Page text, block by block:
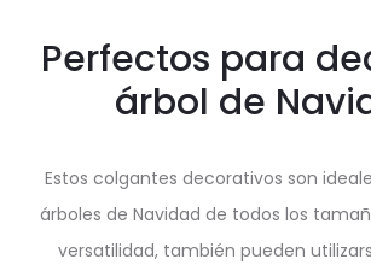
Perfectos para
árbol de
Estos colgantes decorativos son
árboles de Navidad de todos los
versatilidad, también pueden